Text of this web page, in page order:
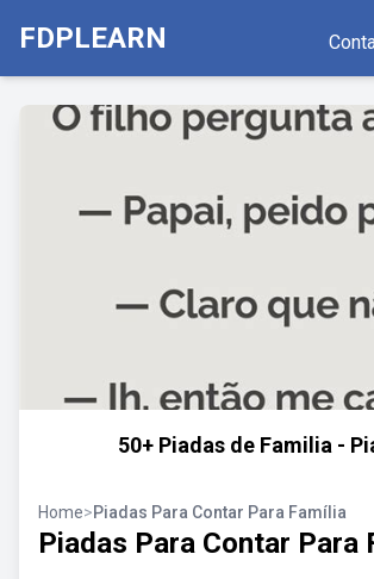
FDPLEARN
50+ Piadas de Familia -
Home>Piadas Para Contar Para Família
Piadas Para Contar Para